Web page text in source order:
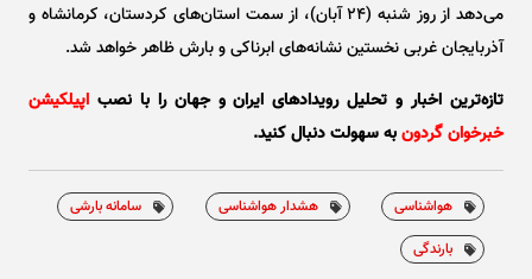
می‌دهد از روز شنبه (۲۴ آبان)، از سمت استان‌های کردستان، کرمانشاه و
آذربایجان غربی نخستین نشانه‌های ابرناکی و بارش ظاهر خواهد شد.
تازه‌ترین اخبار و تحلیل‌ رویدادهای ایران و جهان را با نصب اپیلکیشن
خبرخوان گردونبه سهولت دنبال کنید.
هواشناسی هشدار هواشناسی
سامانه بارشی
بارندگی